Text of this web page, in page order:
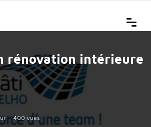
rénovation intérieure
400 vues